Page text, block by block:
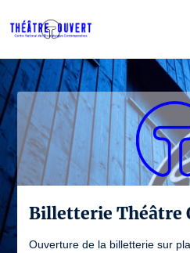
Billetterie Théâtre
Ouverture de la billetterie sur